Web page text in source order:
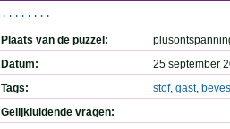
........
Plaats van de puzzel:
Datum:
25 september
Tags:
stof, gast,
Gelijkluidende vragen: